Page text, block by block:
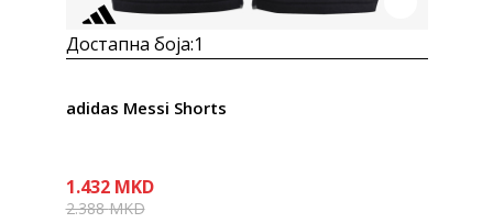
Достапна боја:1
adidas Messi Shorts
1.432 MKD
2.388MKD